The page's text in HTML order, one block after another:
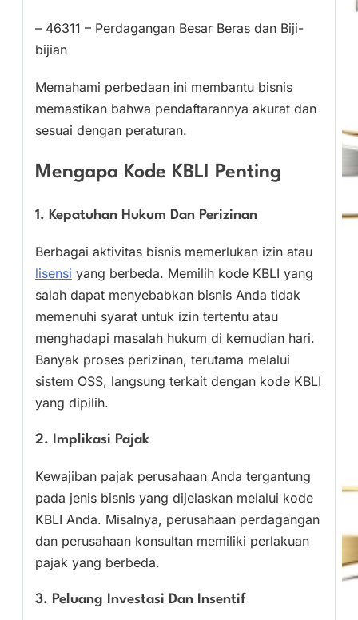
– 46311 – Perdagangan Besar Beras dan Biji-
bijian
Memahami perbedaan ini membantu bisnis
memastikan bahwa pendaftarannya akurat dan
sesuai dengan peraturan.
Mengapa Kode KBLI Penting
1. Kepatuhan Hukum Dan Perizinan
Berbagai aktivitas bisnis memerlukan izin atau
lisensi yang berbeda. Memilih kode KBLI yang
salah dapat menyebabkan bisnis Anda tidak
memenuhi syarat untuk izin tertentu atau
menghadapi masalah hukum di kemudian hari.
Banyak proses perizinan, terutama melalui
sistem OSS, langsung terkait dengan kode KBLI
yang dipilih.
2. Implikasi Pajak
Kewajiban pajak perusahaan Anda tergantung
pada jenis bisnis yang dijelaskan melalui kode
KBLI Anda. Misalnya, perusahaan perdagangan
dan perusahaan konsultan memiliki perlakuan
pajak yang berbeda.
3. Peluang Investasi Dan Insentif